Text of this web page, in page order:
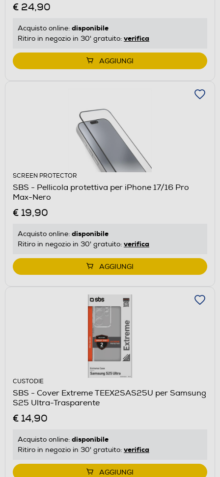
€ 24,90
Acquisto online: disponibile
Ritiro in negozio in 30' gratuito: verifica
AGGIUNGI
SCREEN PROTECTOR
SBS - Pellicola protettiva per iPhone 17/16 Pro
Max-Nero
€ 19,90
Acquisto online: disponibile
Ritiro in negozio in 30' gratuito: verifica
AGGIUNGI
CUSTODIE
SBS - Cover Extreme TEEX2SAS25U per Samsung
S25 Ultra-Trasparente
€ 14,90
Acquisto online: disponibile
Ritiro in negozio in 30' gratuito: verifica
AGGIUNGI